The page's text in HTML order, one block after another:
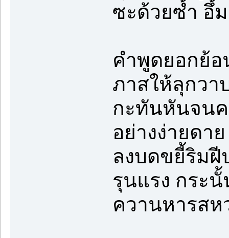
ซะด้วยซ้ำ อึ้
คำพูดยอกย้อ
ภาสให้ลุกวา
กะทันหันจนค
อย่างง่ายดา
ลงบดขยี้ริมฝี
รุนแรง กระ
ควานหารสห